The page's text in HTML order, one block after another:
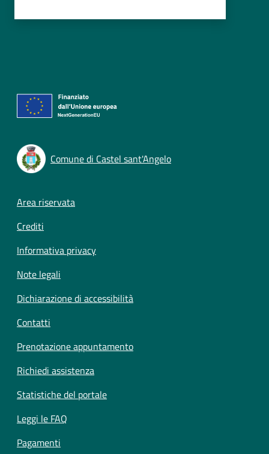
Comune di Castel sant'Angelo
Footer menu
Area riservata
Crediti
Informativa privacy
Note legali
Dichiarazione di accessibilità
Contatti
Prenotazione appuntamento
Richiedi assistenza
Statistiche del portale
Leggi le FAQ
Pagamenti